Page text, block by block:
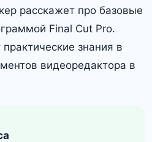
расскажет про базовые
Final Cut Pro.
знания в
видеоредактора в